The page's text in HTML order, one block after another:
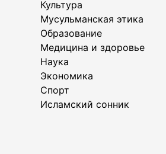
Культура
Мусульманская этика
Образование
Медицина и здоровье
Наука
Экономика
Спорт
Исламский сонник